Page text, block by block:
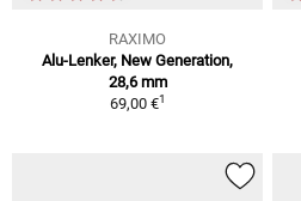
RAXIMO
Alu-Lenker, New Generation,
28,6 mm
69,00 €1